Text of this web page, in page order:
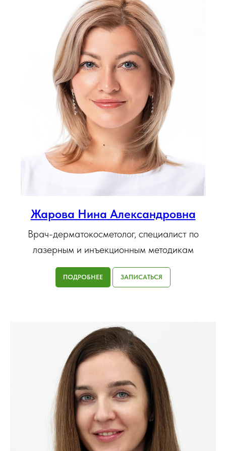
Жарова Нина Александровна
Врач-дерматокосметолог, специалист по
лазерным и инъекционным методикам
ПОДРОБНЕЕ ЗАПИСАТЬСЯ